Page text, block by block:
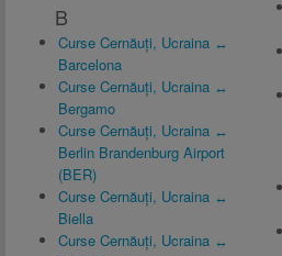
B
Curse Cernăuți, Ucraina ↔
Barcelona
Curse Cernăuți, Ucraina ↔
Bergamo
Curse Cernăuți, Ucraina ↔
Berlin Brandenburg Airport
(BER)
Curse Cernăuți, Ucraina ↔
Biella
Curse Cernăuți, Ucraina ↔